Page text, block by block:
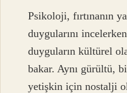
Psikoloji, fırtınanın
duygularını
duyguların kültürel
bakar. Aynı gürültü,
yetişkin için nostalji